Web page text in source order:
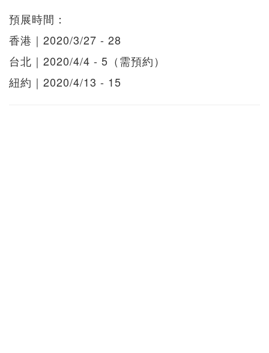
預展時間：
香港｜2020/3/27 - 28
台北｜2020/4/4 - 5（需預約）
紐約｜2020/4/13 - 15